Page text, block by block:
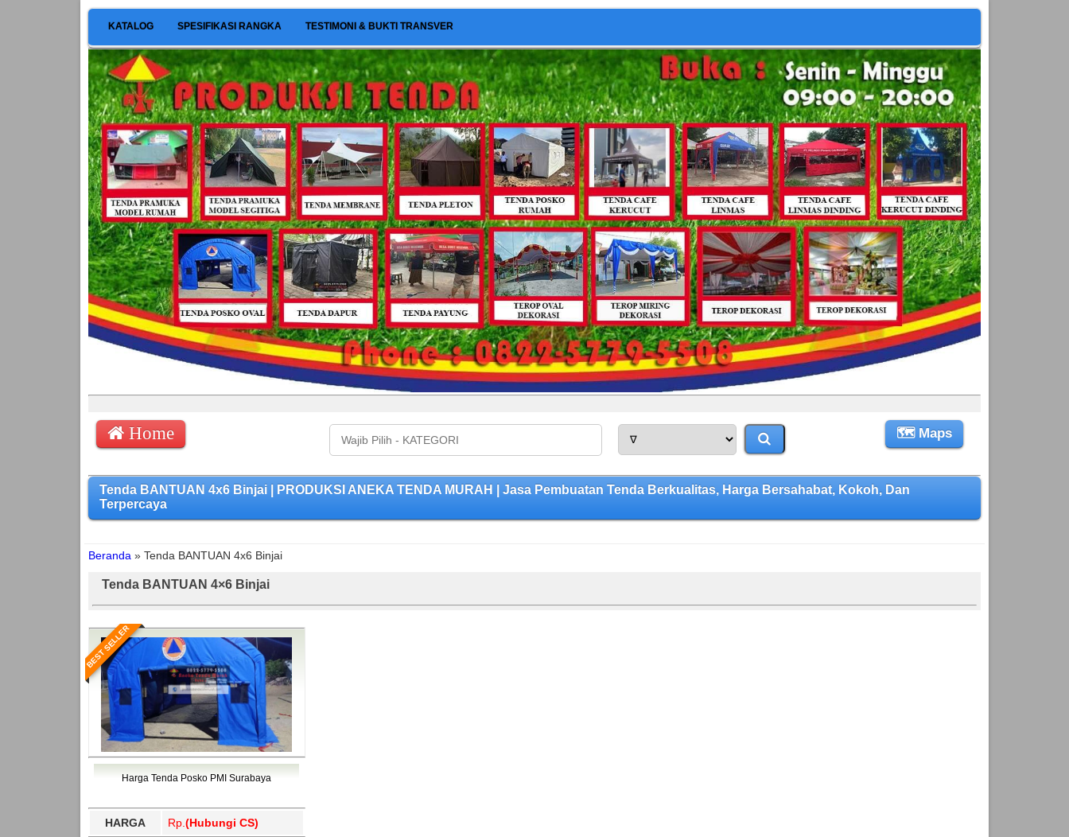
KATALOG SPESIFIKASI RANGKA TESTIMONI & BUKTI TRANSVER
Home 🗺 Maps
Tenda BANTUAN 4x6 Binjai | PRODUKSI ANEKA TENDA MURAH | Jasa Pembuatan Tenda Berkualitas, Harga Bersahabat, Kokoh, Dan
Terpercaya
Beranda » Tenda BANTUAN 4x6 Binjai
Tenda BANTUAN 4×6 Binjai
BEST SELLER
Harga Tenda Posko PMI Surabaya
HARGA Rp. (Hubungi CS)